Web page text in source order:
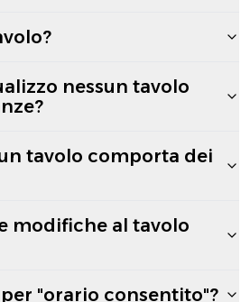
nessun tavolo
tavolo comporta dei
modifiche al tavolo
"orario consentito"?